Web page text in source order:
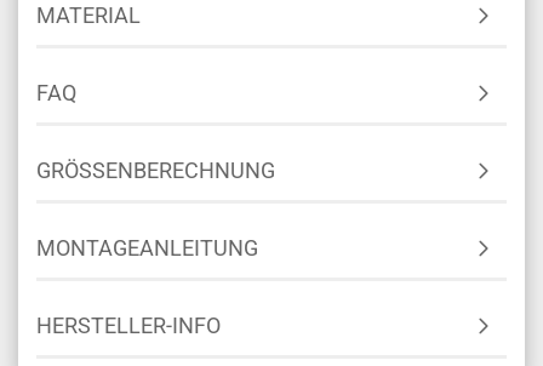
MATERIAL
FAQ
GRÖSSENBERECHNUNG
MONTAGEANLEITUNG
HERSTELLER-INFO